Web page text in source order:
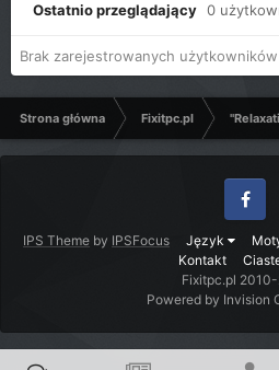
Ostatnio przeglądający 0
Brak zarejestrowanych
Strona główna Fixitpc.pl
IPS Theme by IPSFocus Język
Kontakt
Facebook
Fixitpc.pl
Powered by Invision